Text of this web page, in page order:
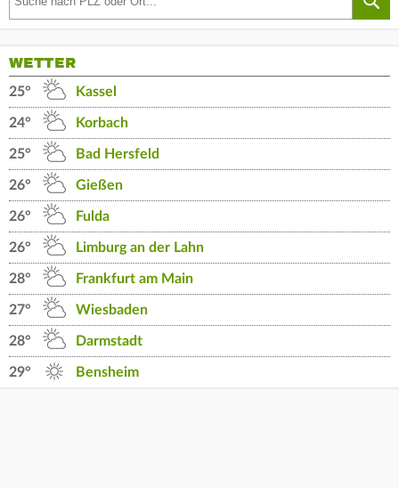
WETTER
25° Kassel
24° Korbach
25° Bad Hersfeld
26° Gießen
26° Fulda
26° Limburg an der Lahn
28° Frankfurt am Main
27° Wiesbaden
28° Darmstadt
29° Bensheim